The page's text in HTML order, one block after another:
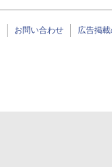
お問い合わせ 広告掲